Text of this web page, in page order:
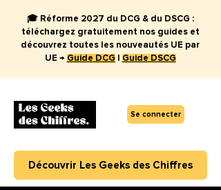
Se connecter
🎓 Réforme 2027 du DCG & du DSCG :
téléchargez gratuitement nos guides et
découvrez toutes les nouveautés UE par
UE → Guide DCG Guide DSCG
Découvrir Les Geeks des Chiffres